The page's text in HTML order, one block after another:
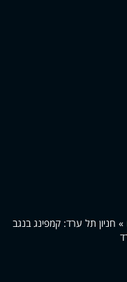
» חניון תל ערד: קמפינג בנגב